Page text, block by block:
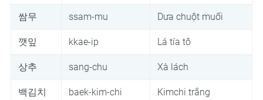
쌈무 ssam-mu Dưa chuột muối
깻잎 kkae-ip Lá tía tô
상추 sang-chu Xà lách
백김치 baek-kim-chi Kimchi trắng